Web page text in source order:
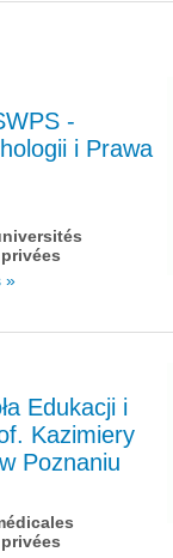
-
i Prawa
privées
»
Edukacji i
Kazimiery
Poznaniu
privées